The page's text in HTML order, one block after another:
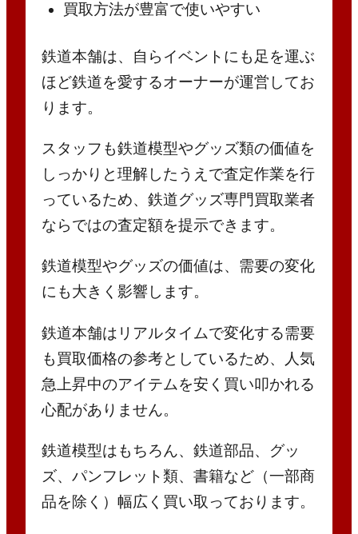
買取方法が豊富で使いやすい
鉄道本舗は、自らイベントにも足を運ぶ
ほど鉄道を愛するオーナーが運営してお
ります。
スタッフも鉄道模型やグッズ類の価値を
しっかりと理解したうえで査定作業を行
っているため、鉄道グッズ専門買取業者
ならではの査定額を提示できます。
鉄道模型やグッズの価値は、需要の変化
にも大きく影響します。
鉄道本舗はリアルタイムで変化する需要
も買取価格の参考としているため、人気
急上昇中のアイテムを安く買い叩かれる
心配がありません。
鉄道模型はもちろん、鉄道部品、グッ
ズ、パンフレット類、書籍など（一部商
品を除く）幅広く買い取っております。